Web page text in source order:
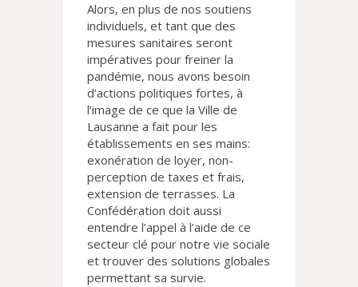
Alors, en plus de nos soutiens
individuels, et tant que des
mesures sanitaires seront
impératives pour freiner la
pandémie, nous avons besoin
d’actions politiques fortes, à
l’image de ce que la Ville de
Lausanne a fait pour les
établissements en ses mains:
exonération de loyer, non-
perception de taxes et frais,
extension de terrasses. La
Confédération doit aussi
entendre l’appel à l’aide de ce
secteur clé pour notre vie sociale
et trouver des solutions globales
permettant sa survie.